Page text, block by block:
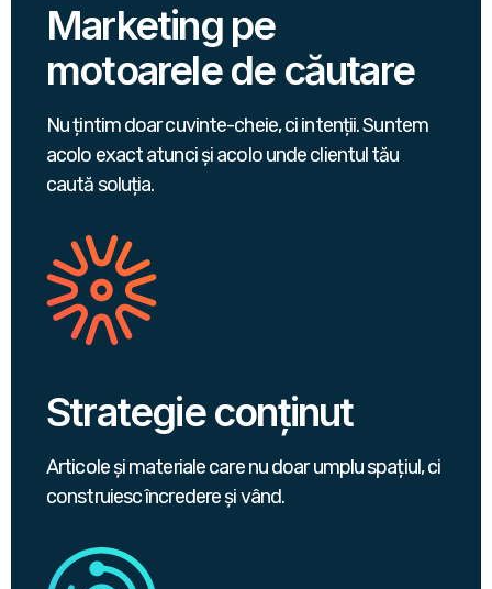
Marketing pe
motoarele de căutare
Nu țintim doar cuvinte-cheie, ci intenții. Suntem
acolo exact atunci și acolo unde clientul tău
caută soluția.
Strategie conținut
Articole și materiale care nu doar umplu spațiul, ci
construiesc încredere și vând.